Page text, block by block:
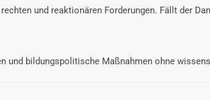
und reaktionären Forderungen. Fällt der
und bildungspolitische Maßnahmen ohne